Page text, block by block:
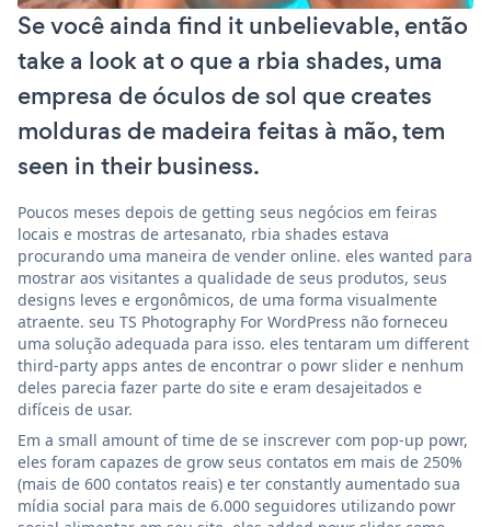
Se você ainda find it unbelievable, então
take a look at o que a rbia shades, uma
empresa de óculos de sol que creates
molduras de madeira feitas à mão, tem
seen in their business.
Poucos meses depois de getting seus negócios em feiras
locais e mostras de artesanato, rbia shades estava
procurando uma maneira de vender online. eles wanted para
mostrar aos visitantes a qualidade de seus produtos, seus
designs leves e ergonômicos, de uma forma visualmente
atraente. seu TS Photography For WordPress não forneceu
uma solução adequada para isso. eles tentaram um different
third-party apps antes de encontrar o powr slider e nenhum
deles parecia fazer parte do site e eram desajeitados e
difíceis de usar.
Em a small amount of time de se inscrever com pop-up powr,
eles foram capazes de grow seus contatos em mais de 250%
(mais de 600 contatos reais) e ter constantly aumentado sua
mídia social para mais de 6.000 seguidores utilizando powr